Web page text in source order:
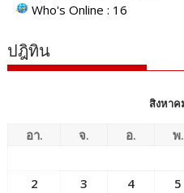
Who's Online : 16
ปฎิทิน
สิงหาค
อา. จ. อ. พ.
2
3 4 5